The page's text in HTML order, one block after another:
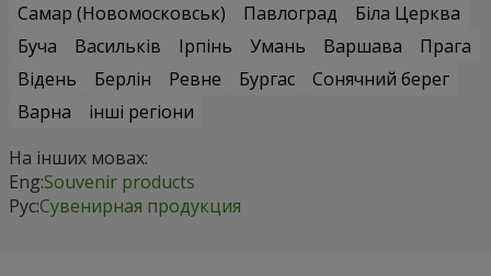
Самар (Новомосковськ)
Павлоград
Біла Церква
Буча
Васильків Ірпінь Умань Варшава
Прага
Відень
Берлін Ревне Бургас
Сонячний берег
Варна
інші регіони
На інших мовах:
Eng:Souvenir products
Рус:Сувенирная продукция